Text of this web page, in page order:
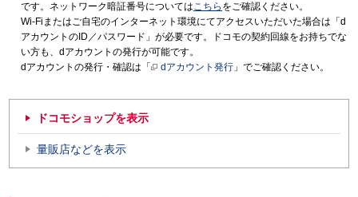
です。ネットワーク暗証番号についてはこちら をご確認ください。
Wi-Fiまたはご自宅のインターネット環境にてアクセスいただいた場合は「d
アカウントのID／パスワード」が必要です。ドコモの契約回線をお持ちでな
い方も、dアカウントの発行が可能です。
dアカウントの発行・確認は「
dアカウント発行 」でご確認ください。
ドコモショップを表示
量販店などを表示